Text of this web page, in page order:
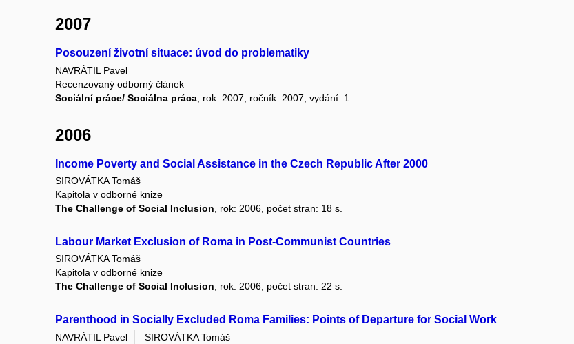
2007
Posouzení životní situace: úvod do problematiky
NAVRÁTIL Pavel
Recenzovaný odborný článek
Sociální práce/ Sociálna práca , rok: 2007, ročník: 2007, vydání: 1
2006
Income Poverty and Social Assistance in the Czech Republic After 2000
SIROVÁTKA Tomáš
Kapitola v odborné knize
The Challenge of Social Inclusion , rok: 2006, počet stran: 18 s.
Labour Market Exclusion of Roma in Post-Communist Countries
SIROVÁTKA Tomáš
Kapitola v odborné knize
The Challenge of Social Inclusion, rok: 2006, počet stran: 22 s.
Parenthood in Socially Excluded Roma Families: Points of Departure for Social Work
NAVRÁTIL Pavel
SIROVÁTKA Tomáš